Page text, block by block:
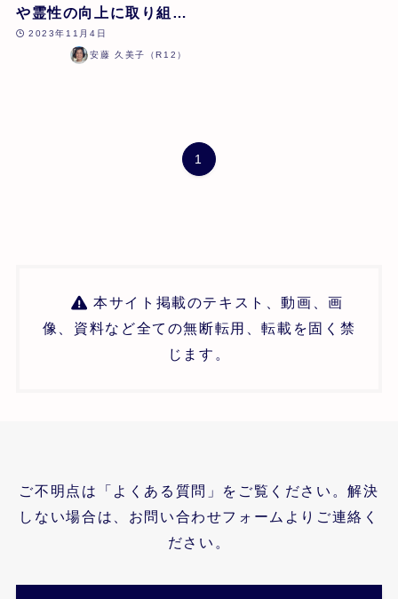
や霊性の向上に取り組む
ことにより、成人アトピ
ー性皮膚炎が改善し、長
2023年11月4日
安藤 久美子（R12）
1
本サイト掲載のテキスト、動画、画
像、資料など全ての無断転用、転載を固く禁
じます。
ご不明点は「よくある質問」をご覧ください。解決
しない場合は、お問い合わせフォームよりご連絡く
ださい。